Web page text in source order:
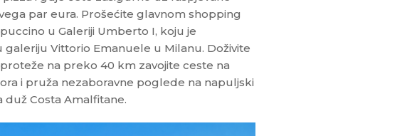
par eura. Prošećite glavnom shopping
u Galeriji Umberto I, koju je
Vittorio Emanuele u Milanu. Doživite
na preko 40 km zavojite ceste na
i pruža nezaboravne poglede na napuljski
duž Costa Amalfitane.